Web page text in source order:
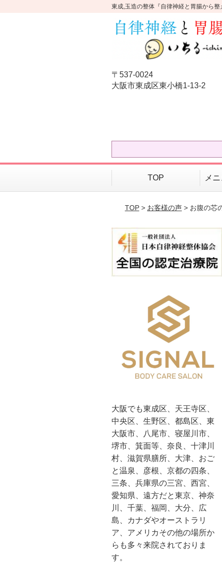
東成,玉造の整体『自律神経と胃腸から
〒537-0024
大阪市東成区東小橋1-13-2
TOP メ
TOP> お客様の声> お腹の芯
大阪でも東成区、天王寺区、
中央区、生野区、都島区、東
大阪市、八尾市、寝屋川市、
堺市、箕面等、奈良、十津川
村、滋賀県膳所、大津、おご
と温泉、彦根、京都の四条、
三条、兵庫県の三宮、西宮、
愛知県、遠方だと東京、神奈
川、千葉、福岡、大分、広
島、カナダやオーストラリ
ア、アメリカその他の場所か
らも多々来院されておりま
す。